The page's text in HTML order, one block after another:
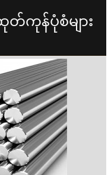
ကုန်ပုံစံများ